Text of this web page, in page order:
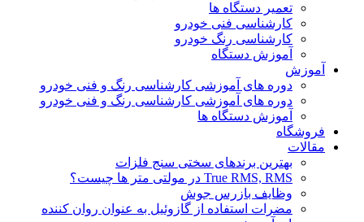
تعمیر دستگاه ها
کارشناسی فنی خودرو
کارشناسی رنگ خودرو
آموزش دستگاه
آموزش
دوره های آموزشی کارشناسی رنگ و فنی خودرو
دوره های آموزشی کارشناسی رنگ و فنی خودرو
آموزش دستگاه ها
فروشگاه
مقالات
بهترین برندهای سختی سنج فلزات
True RMS, RMS در مولتی متر ها چیست؟
وظایف بازرس جوش
مضرات استفاده از گازوئیل به عنوان روان کننده